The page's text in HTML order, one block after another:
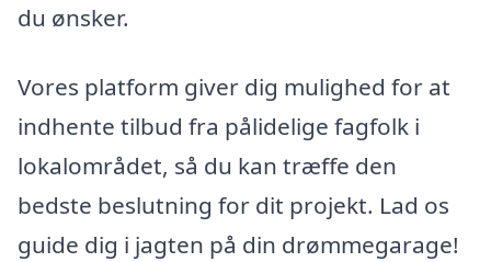
du ønsker.
Vores platform giver dig mulighed for at
indhente tilbud fra pålidelige fagfolk i
lokalområdet, så du kan træffe den
bedste beslutning for dit projekt. Lad os
guide dig i jagten på din drømmegarage!